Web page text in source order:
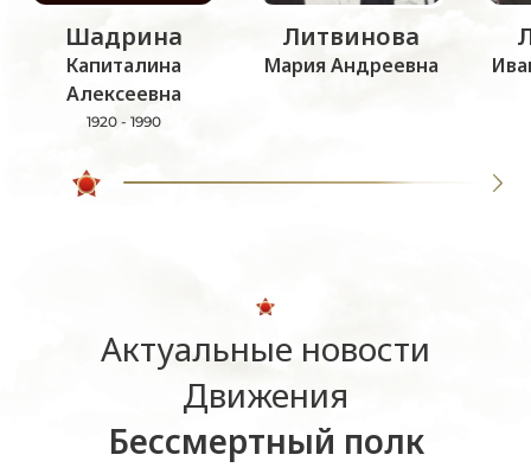
Шадрина
Капиталина
Алексеевна
1920 - 1990
Литвинова
Мария Андреевна
Актуальные новости
Движения
Бессмертный полк